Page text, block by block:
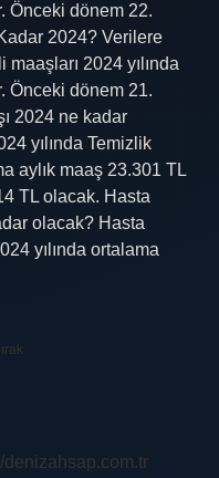
Önceki dönem 22.
2024? Verilere
2024 yılında
Önceki dönem 21.
2024 ne kadar
yılında Temizlik
aylık maaş 23.301 TL
TL olacak. Hasta
olacak? Hasta
yılında ortalama
denizahsap.com.tr